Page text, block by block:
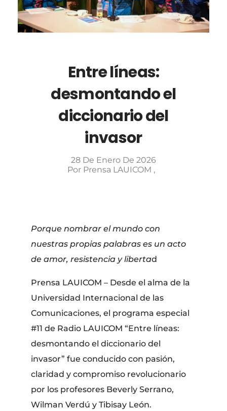
Entre líneas:
desmontando el
diccionario del
invasor
28 De Enero De 2026
Por Prensa LAUICOM
Porque nombrar el mundo con
nuestras propias palabras es un acto
de amor, resistencia y libertad
Prensa LAUICOM – Desde el alma de la
Universidad Internacional de las
Comunicaciones, el programa especial
#11 de Radio LAUICOM “Entre líneas:
desmontando el diccionario del
invasor” fue conducido con pasión,
claridad y compromiso revolucionario
por los profesores Beverly Serrano,
Wilman Verdú y Tibisay León.